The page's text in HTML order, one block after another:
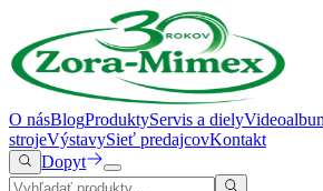
O násBlogProduktyServis a diely
strojeVýstavySieť predajcovKontakt
Dopyt